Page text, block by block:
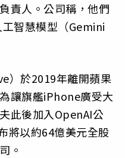
責人。公司稱，他們
智慧模型（Gemini
）於2019年離開蘋果
讓旗艦iPhone廣受大
此後加入OpenAI公
將以約64億美元全股
。